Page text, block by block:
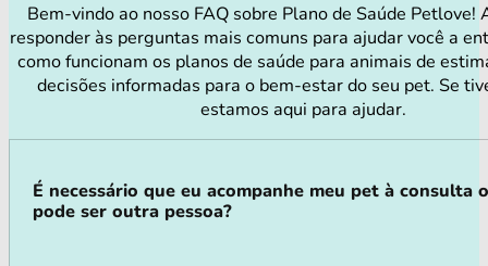
Bem-vindo ao nosso FAQ sobre Plano de Saúde Petlove!
responder às perguntas mais comuns para ajudar você a
como funcionam os planos de saúde para animais de
decisões informadas para o bem-estar do seu pet. Se
estamos aqui para ajudar.
É necessário que eu acompanhe meu pet à consulta
pode ser outra pessoa?